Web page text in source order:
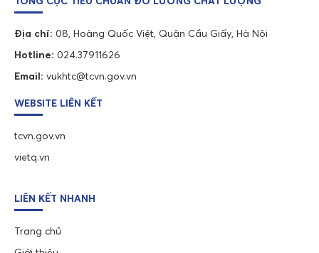
Địa chỉ: 08, Hoàng Quốc Việt, Quận Cầu Giấy, Hà Nội
Hotline: 024.37911626
Email: vukhtc@tcvn.gov.vn
WEBSITE LIÊN KẾT
tcvn.gov.vn
vietq.vn
LIÊN KẾT NHANH
Trang chủ